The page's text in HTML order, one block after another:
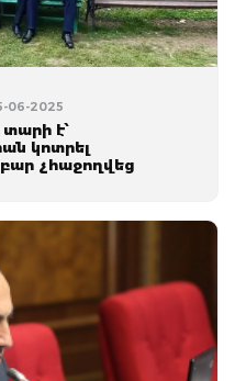
06-2025
է՝
կոտրել
չհաջողվեց